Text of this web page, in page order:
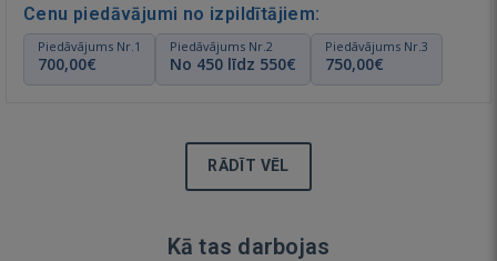
Cenu piedāvājumi no izpildītājiem:
Piedāvājums Nr.1
700,00€
Piedāvājums Nr.2
No 450 līdz 550€
Piedāvājums Nr.3
750,00€
RĀDĪT VĒL
Kā tas darbojas